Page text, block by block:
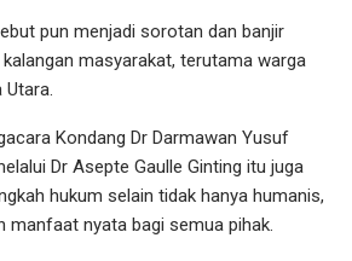
pun menjadi sorotan dan banjir
masyarakat, terutama warga
Utara.
Kondang Dr Darmawan Yusuf
Dr Asepte Gaulle Ginting itu juga
hukum selain tidak hanya humanis,
manfaat nyata bagi semua pihak.